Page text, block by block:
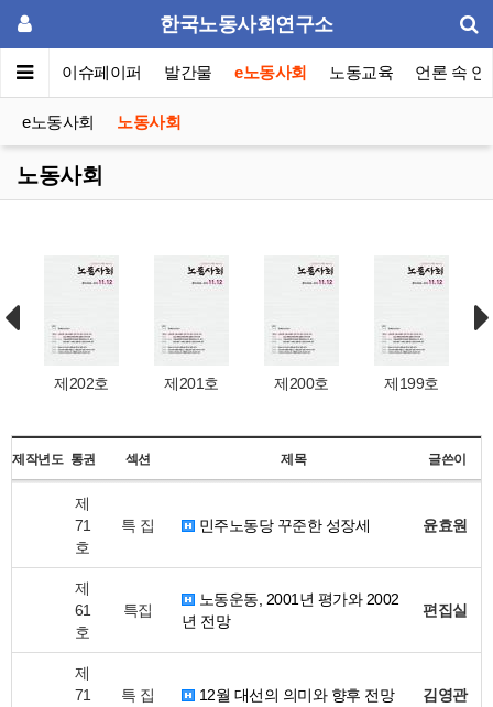
한국노동사회연구소
포럼 이슈페이퍼 발간물 e노동사회 노동교육 언론 속 연
e노동사회 노동사회
노동사회
제202호 제201호 제200호 제199호
제작년도 통권 섹션 제목 글쓴이
제
71
호
특 집 민주노동당 꾸준한 성장세 윤효원
제
61
호
특집
노동운동, 2001년 평가와 2002
년 전망
편집실
제
71
특 집 12월 대선의 의미와 향후 전망 김영관